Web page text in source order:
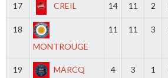
17 CREIL 14 11 2
18
MONTROUGE
11 11 3
19 MARCQ 4 3 1